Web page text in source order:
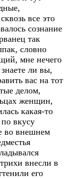
все это
сознание
так
словно
мне нечего
ли вы,
вас на тот
делом,
женщин,
какая-то
вкусу
во внешнем
внесли в
его